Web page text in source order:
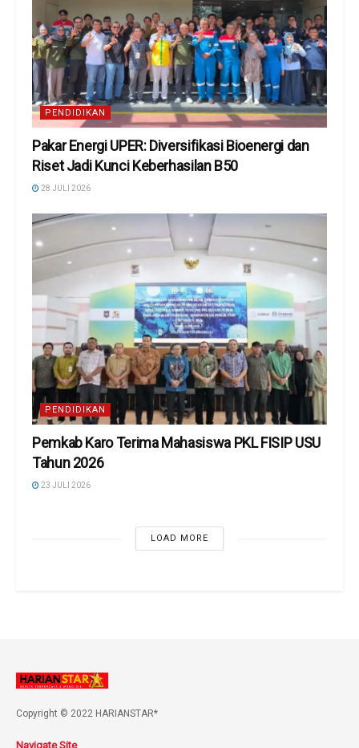
PENDIDIKAN
Pakar Energi UPER: Diversifikasi Bioenergi dan
Riset Jadi Kunci Keberhasilan B50
28 JULI 2026
PENDIDIKAN
Pemkab Karo Terima Mahasiswa PKL FISIP USU
Tahun 2026
23 JULI 2026
LOAD MORE
Copyright © 2022 HARIANSTAR*
Navigate Site